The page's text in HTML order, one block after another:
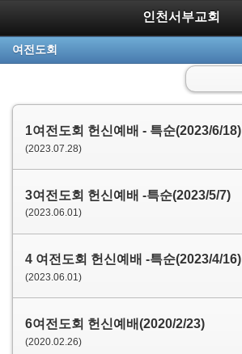
인천서부교회
여전도회
1여전도회 헌신예배 - 특순(2023/6/18)
(2023.07.28)
3여전도회 헌신예배 -특순(2023/5/7)
(2023.06.01)
4 여전도회 헌신예배 -특순(2023/4/16)
(2023.06.01)
6여전도회 헌신예배(2020/2/23)
(2020.02.26)